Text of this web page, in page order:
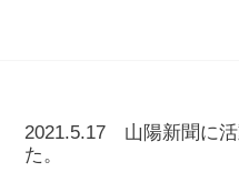
2021.5.17 山陽新聞に
た。